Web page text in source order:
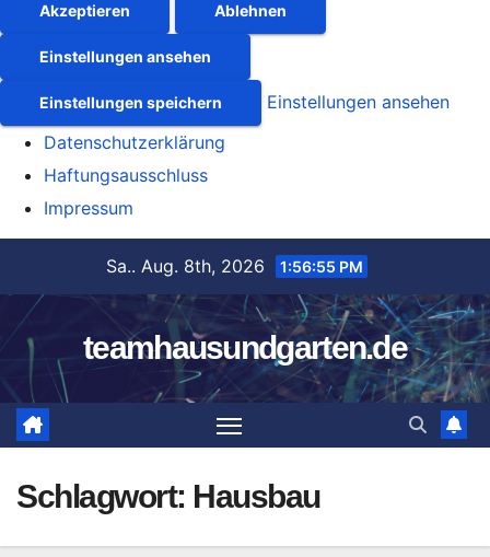
Akzeptieren Ablehnen
Einstellungen ansehen
Einstellungen speichern
Einstellungen ansehen
Datenschutzerklärung
Haftungsausschluss
Impressum
springen
Sa.. Aug. 8th, 2026 1:56:56 PM
teamhausundgarten.de
Schlagwort: Hausbau